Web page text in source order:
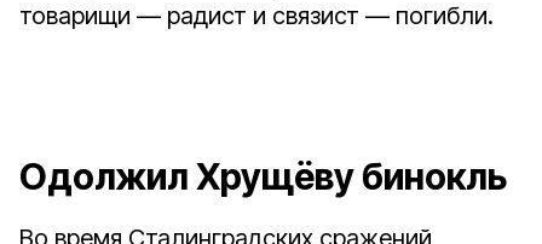
товарищи — радист и связист — погибли.
Одолжил Хрущёву бинокль
Во время Сталинградских сражений